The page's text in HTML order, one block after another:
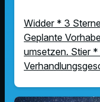
Widder * 3
Geplante
umsetzen. Stier